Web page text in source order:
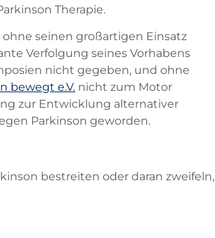
Therapie.
seinen großartigen Einsatz
Verfolgung seines Vorhabens
nicht gegeben, und ohne
bewegt e.V. nicht zum Motor
zur Entwicklung alternativer
Parkinson geworden.
bestreiten oder daran zweifeln,